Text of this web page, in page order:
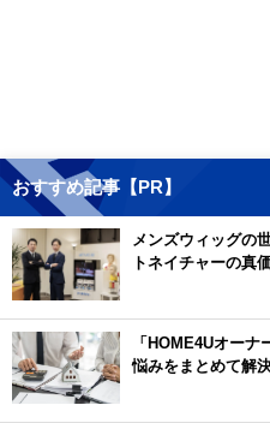
おすすめ記事【PR】
メンズウィッグの
トネイチャーの真
「HOME4Uオー
悩みをまとめて解